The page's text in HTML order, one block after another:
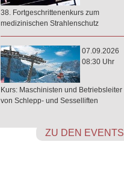
38. Fortgeschrittenenkurs zum
medizinischen Strahlenschutz
07.09.2026
08:30 Uhr
Kurs: Maschinisten und Betriebsleiter
von Schlepp- und Sesselliften
ZU DEN EVENTS